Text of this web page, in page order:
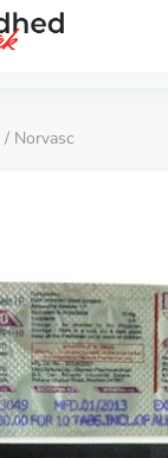
/ Norvasc